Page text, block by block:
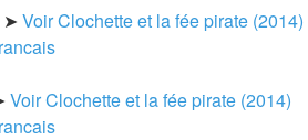
➤ Voir Clochette et la fée pirate (2014)
Voir Clochette et la fée pirate (2014)